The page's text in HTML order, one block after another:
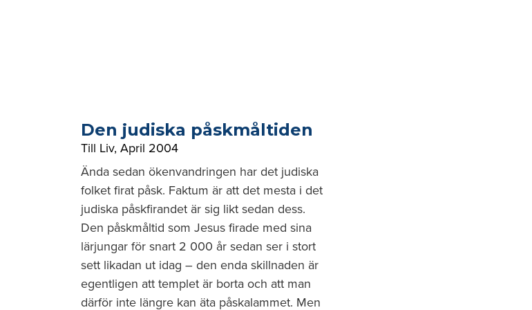
Den judiska påskmåltiden
Till Liv, April 2004
Ända sedan ökenvandringen har det judiska
folket firat påsk. Faktum är att det mesta i det
judiska påskfirandet är sig likt sedan dess.
Den påskmåltid som Jesus firade med sina
lärjungar för snart 2 000 år sedan ser i stort
sett likadan ut idag – den enda skillnaden är
egentligen att templet är borta och att man
därför inte längre kan äta påskalammet. Men